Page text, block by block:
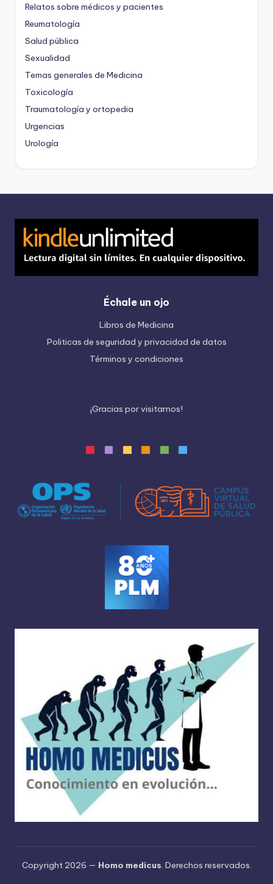
Relatos sobre médicos y pacientes
Reumatología
Salud pública
Sexualidad
Temas generales de Medicina
Toxicología
Traumatología y ortopedia
Urgencias
Urología
Échale un ojo
Libros de Medicina
Politicas de seguridad y privacidad de datos
Términos y condiciones
¡Gracias porvisitarnos!
Copyright 2026 — Homo medicus. Derechos reservados.